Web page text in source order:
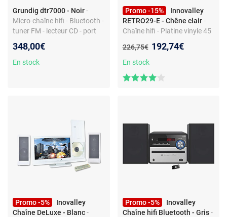
Grundig dtr7000 - Noir-
Micro-chaîne hifi - Bluetooth -
tuner FM - lecteur CD - port
348,00€
En stock
Promo -15%
Innovalley
RETRO29-E - Chêne clair -
Chaîne hifi - Platine vinyle 45
Tuner FM
Ancien prix :
226,75€ Nouveau prix :
192,74€
En stock
Promo -5%
Inovalley
Chaîne DeLuxe - Blanc-
Promo -5%
Inovalley
Chaîne hifi Bluetooth - Gris -